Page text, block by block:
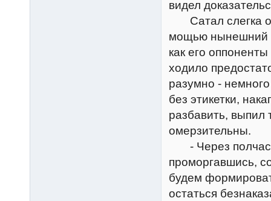
видел
Сатал слегка
мощью нынешний
как его
ходило
разумно -
без этикетки,
разбавить, выпил
омерзительны.
- Через
проморгавшись,
будем
остаться